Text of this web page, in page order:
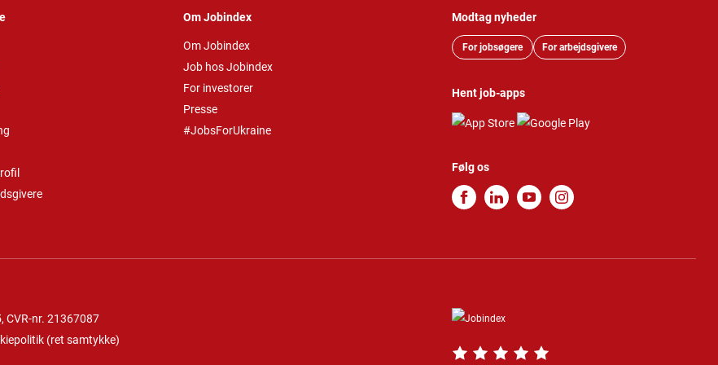
Om Jobindex
Om Jobindex
Job hos Jobindex
For investorer
Presse
#JobsForUkraine
Modtag nyheder
For jobsøgere For arbejdsgivere
Hent job-apps
Følg os
, CVR-nr. 21367087
(ret samtykke)